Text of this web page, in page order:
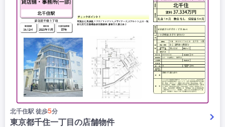
北千住駅 徒歩5分
東京都千住一丁目の店舗物件